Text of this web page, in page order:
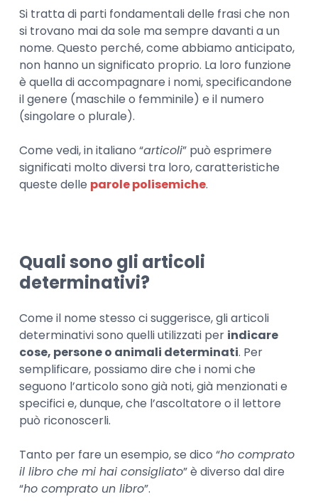
Si tratta di parti fondamentali delle frasi che non
si trovano mai da sole ma sempre davanti a un
nome. Questo perché, come abbiamo anticipato,
non hanno un significato proprio. La loro funzione
è quella di accompagnare i nomi, specificandone
il genere (maschile o femminile) e il numero
(singolare o plurale).
Come vedi, in italiano “articoli” può esprimere
significati molto diversi tra loro, caratteristiche
queste delle parole polisemiche.
Quali sono gli articoli
determinativi?
Come il nome stesso ci suggerisce, gli articoli
determinativi sono quelli utilizzati per indicare
cose, persone o animali determinati. Per
semplificare, possiamo dire che i nomi che
seguono l’articolo sono già noti, già menzionati e
specifici e, dunque, che l’ascoltatore o il lettore
può riconoscerli.
Tanto per fare un esempio, se dico “ho comprato
il libro che mi hai consigliato” è diverso dal dire
“ho comprato un libro”.